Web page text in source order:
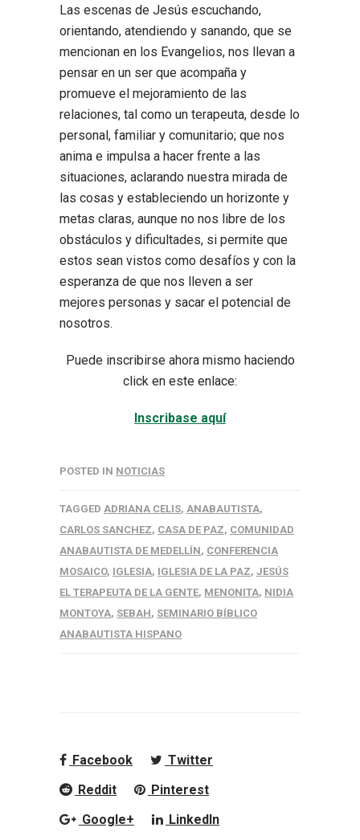
Las escenas de Jesús escuchando,
orientando, atendiendo y sanando, que se
mencionan en los Evangelios, nos llevan a
pensar en un ser que acompaña y
promueve el mejoramiento de las
relaciones, tal como un terapeuta, desde lo
personal, familiar y comunitario; que nos
anima e impulsa a hacer frente a las
situaciones, aclarando nuestra mirada de
las cosas y estableciendo un horizonte y
metas claras, aunque no nos libre de los
obstáculos y dificultades, si permite que
estos sean vistos como desafíos y con la
esperanza de que nos lleven a ser
mejores personas y sacar el potencial de
nosotros.
Puede inscribirse ahora mismo haciendo
click en este enlace:
Inscribase aquí
POSTED IN NOTICIAS
TAGGED ADRIANA CELIS, ANABAUTISTA,
CARLOS SANCHEZ, CASA DE PAZ, COMUNIDAD
ANABAUTISTA DE MEDELLÍN, CONFERENCIA
MOSAICO, IGLESIA, IGLESIA DE LA PAZ, JESÚS
EL TERAPEUTA DE LA GENTE, MENONITA, NIDIA
MONTOYA, SEBAH, SEMINARIO BÍBLICO
ANABAUTISTA HISPANO
Facebook
Twitter
Reddit
Pinterest
Google+
LinkedIn